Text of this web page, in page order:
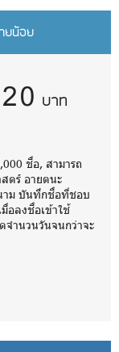
ยน้อย
บาท
ชื่อ, สามารถ
ตร์ อายตนะ
าม บันทึกชื่อที่ชอบ
อลงชื่อเข้าใช้
จำนวนวันจนกว่าจะ